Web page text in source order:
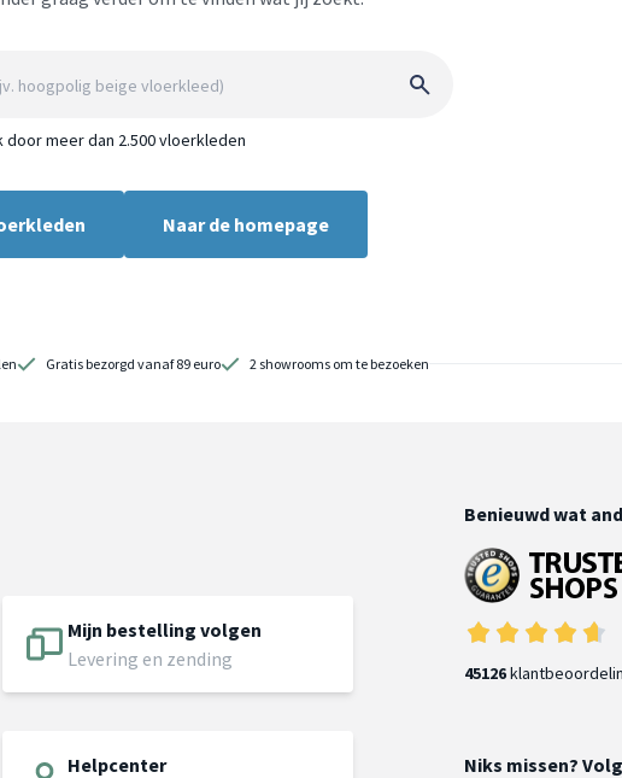
door meer dan 2.500 vloerkleden
Naar de homepage
Gratis bezorgd vanaf 89 euro 2 showrooms om te bezoeken
Mijn bestelling volgen
Levering en zending
Helpcenter
Benieuwd wat
45126
Niks missen?